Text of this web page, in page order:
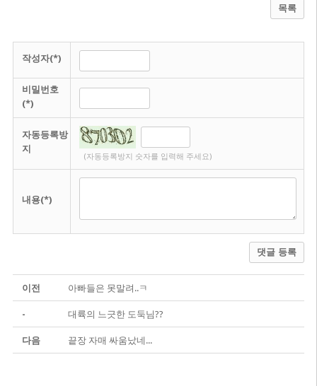
목록
작성자(*)
비밀번호
(*)
자동등록방
지
(자동등록방지 숫자를 입력해 주세요)
내용(*)
댓글 등록
이전 아빠들은 못말려..ㅋ
- 대륙의 느긋한 도둑님??
다음 끝장 자매 싸움났네...